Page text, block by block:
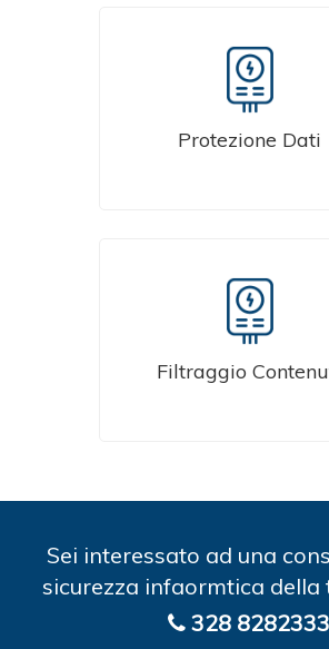
Protezione Dati
Filtraggio
Non tutti i siti possono
devono essere visitati.
Sei interessato ad una
sicurezza infaormtica della
328 8282333